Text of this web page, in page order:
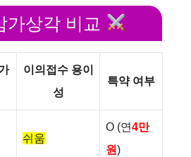
가상각 비교
이의접수 용이
성
특약 여부
쉬움
O (연4만
원)